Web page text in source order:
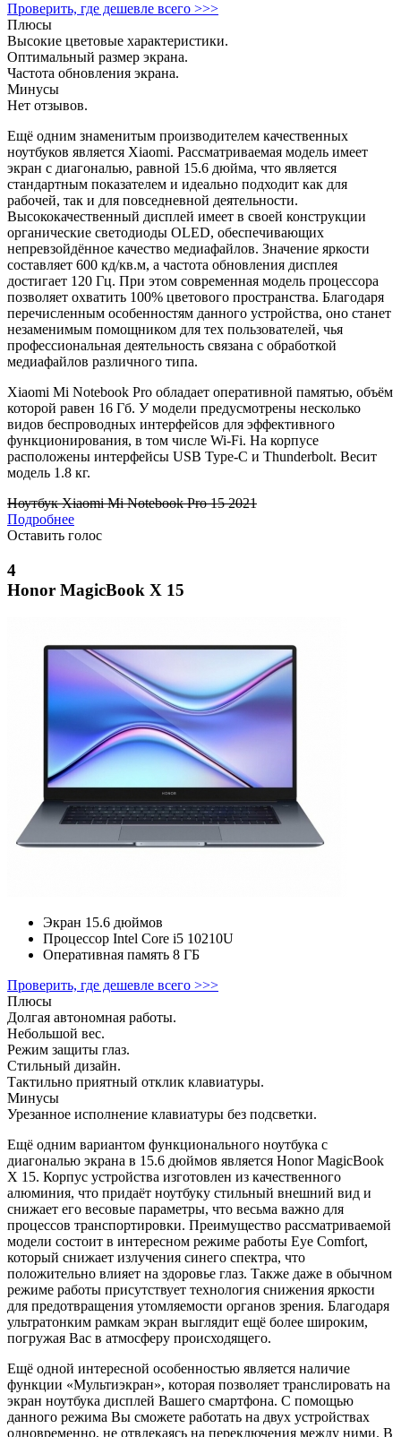
Проверить, где дешевле всего >>>
Плюсы
Высокие цветовые характеристики.
Оптимальный размер экрана.
Частота обновления экрана.
Минусы
Нет отзывов.
Ещё одним знаменитым производителем качественных
ноутбуков является Xiaomi. Рассматриваемая модель имеет
экран с диагональю, равной 15.6 дюйма, что является
стандартным показателем и идеально подходит как для
рабочей, так и для повседневной деятельности.
Высококачественный дисплей имеет в своей конструкции
органические светодиоды OLED, обеспечивающих
непревзойдённое качество медиафайлов. Значение яркости
составляет 600 кд/кв.м, а частота обновления дисплея
достигает 120 Гц. При этом современная модель процессора
позволяет охватить 100% цветового пространства. Благодаря
перечисленным особенностям данного устройства, оно станет
незаменимым помощником для тех пользователей, чья
профессиональная деятельность связана с обработкой
медиафайлов различного типа.
Xiaomi Mi Notebook Pro обладает оперативной памятью, объём
которой равен 16 Гб. У модели предусмотрены несколько
видов беспроводных интерфейсов для эффективного
функционирования, в том числе Wi-Fi. На корпусе
расположены интерфейсы USB Type-C и Thunderbolt. Весит
модель 1.8 кг.
Ноутбук Xiaomi Mi Notebook Pro 15 2021
Подробнее
Оставить голос
4
Honor MagicBook X 15
Экран 15.6 дюймов
Процессор Intel Core i5 10210U
Оперативная память 8 ГБ
Проверить, где дешевле всего >>>
Плюсы
Долгая автономная работы.
Небольшой вес.
Режим защиты глаз.
Стильный дизайн.
Тактильно приятный отклик клавиатуры.
Минусы
Урезанное исполнение клавиатуры без подсветки.
Ещё одним вариантом функционального ноутбука с
диагональю экрана в 15.6 дюймов является Honor MagicBook
X 15. Корпус устройства изготовлен из качественного
алюминия, что придаёт ноутбуку стильный внешний вид и
снижает его весовые параметры, что весьма важно для
процессов транспортировки. Преимущество рассматриваемой
модели состоит в интересном режиме работы Eye Comfort,
который снижает излучения синего спектра, что
положительно влияет на здоровье глаз. Также даже в обычном
режиме работы присутствует технология снижения яркости
для предотвращения утомляемости органов зрения. Благодаря
ультратонким рамкам экран выглядит ещё более широким,
погружая Вас в атмосферу происходящего.
Ещё одной интересной особенностью является наличие
функции «Мультиэкран», которая позволяет транслировать на
экран ноутбука дисплей Вашего смартфона. С помощью
данного режима Вы сможете работать на двух устройствах
одновременно, не отвлекаясь на переключения между ними. В